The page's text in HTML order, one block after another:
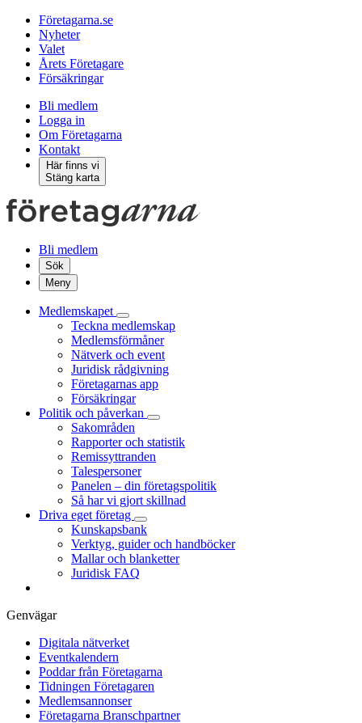
Företagarna.se
Nyheter
Valet
Årets Företagare
Försäkringar
Bli medlem
Logga in
Om Företagarna
Kontakt
Här finns vi
Stäng karta
Bli medlem
Sök
Meny
Medlemskapet
Teckna medlemskap
Medlemsförmåner
Nätverk och event
Juridisk rådgivning
Företagarnas app
Försäkringar
Politik och påverkan
Sakområden
Rapporter och statistik
Remissyttranden
Talespersoner
Panelen – din företagspolitik
Så har vi gjort skillnad
Driva eget företag
Kunskapsbank
Verktyg, guider och handböcker
Mallar och blanketter
Juridisk FAQ
Genvägar
Digitala nätverket
Eventkalendern
Poddar från Företagarna
Tidningen Företagaren
Medlemsannonser
Företagarna Branschpartner